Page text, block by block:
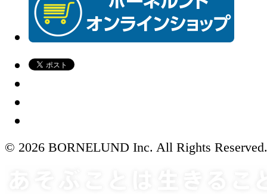
© 2026 BORNELUND Inc. All Rights Reserved.